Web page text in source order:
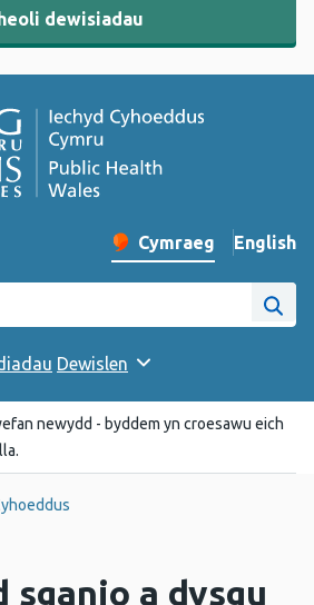
dewisiadau
Newid iaith y wefan
Cymraeg English
–
Cyhoeddus Cymru
Dewislen
newydd - byddem yn croesawu eich
sganio a dysgu